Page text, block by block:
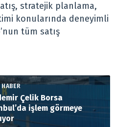
stratejik planlama,
konularında deneyimli
tüm satış
Çelik Borsa
işlem görmeye